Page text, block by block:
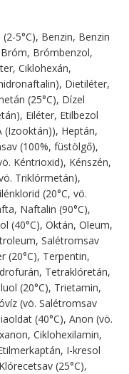
5°C), Benzin, Benzin
Brómbenzol,
Ciklohexán,
Dietiléter,
(25°C), Dízel
Eiléter, Etilbezol
(Izooktán)), Heptán,
(100%, füstölgő),
Kéntrioxid), Kénszén,
Triklórmetán),
(20°C, vö.
Naftalin (90°C),
(40°C), Oktán, Oleum,
Salétromsav
(20°C), Terpentin,
Tetraklóretán,
(20°C), Trietamin,
(vö. Salétromsav
(40°C), Anon (vö.
Ciklohexilamin,
I-kresol
(25°C),